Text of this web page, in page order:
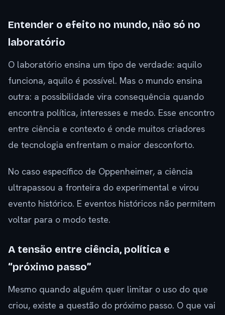
Entender o efeito no mundo, não só no
laboratório
O laboratório ensina um tipo de verdade: aquilo
funciona, aquilo é possível. Mas o mundo ensina
outra: a possibilidade vira consequência quando
encontra política, interesses e medo. Esse encontro
entre ciência e contexto é onde muitos criadores
de tecnologia enfrentam o maior desconforto.
No caso específico de Oppenheimer, a ciência
ultrapassou a fronteira do experimental e virou
evento histórico. E eventos históricos não permitem
voltar para o modo teste.
A tensão entre ciência, política e
“próximo passo”
Mesmo quando alguém quer limitar o uso do que
criou, existe a questão do próximo passo. O que vai